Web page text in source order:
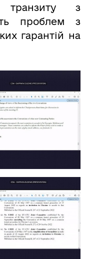
транзиту з
проблем з
гарантій на